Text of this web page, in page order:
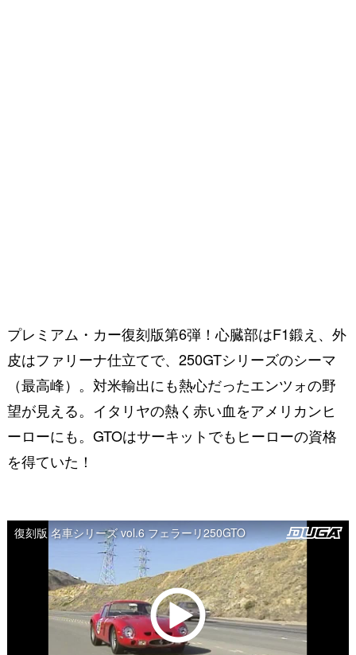
プレミアム・カー復刻版第6弾！心臓部はF1鍛え、外
皮はファリーナ仕立てで、250GTシリーズのシーマ
（最高峰）。対米輸出にも熱心だったエンツォの野
望が見える。イタリヤの熱く赤い血をアメリカンヒ
ーローにも。GTOはサーキットでもヒーローの資格
を得ていた！